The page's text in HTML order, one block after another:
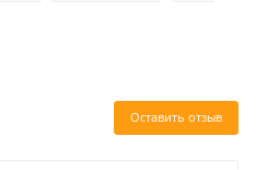
Оставить отзыв